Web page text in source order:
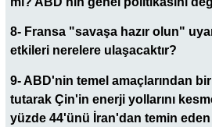
8- Fransa "savaşa hazır olun"
etkileri nerelere ulaşacaktır?
9- ABD'nin temel amaçlarından
tutarak Çin'in enerji yollarını
yüzde 44'ünü İran'dan temin